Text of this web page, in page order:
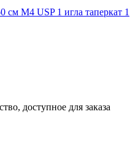
см М4 USP 1 игла таперкат 1
доступное для заказа